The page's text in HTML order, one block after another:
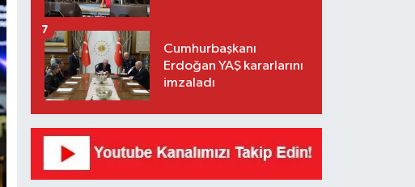
Cumhurbaşkanı
Erdoğan YAŞ kararlarını
imzaladı
7